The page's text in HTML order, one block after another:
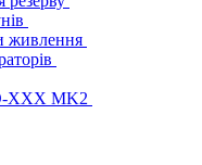
живлення
XXX MK2